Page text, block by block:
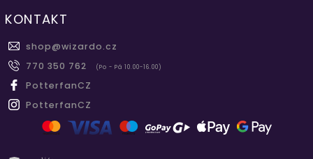
KONTAKT
shop@wizardo.cz
770 350 762
(Po - Pá 10.00-16.00)
PotterfanCZ
PotterfanCZ